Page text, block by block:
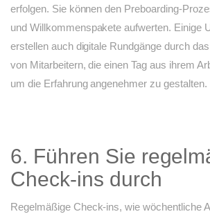
erfolgen. Sie können den Preboarding-
und Willkommenspakete aufwerten. Einige
erstellen auch digitale Rundgänge durch
von Mitarbeitern, die einen Tag aus ihrem
um die Erfahrung angenehmer zu gestalten.
6. Führen Sie
Check-ins durch
Regelmäßige Check-ins, wie wöchentliche